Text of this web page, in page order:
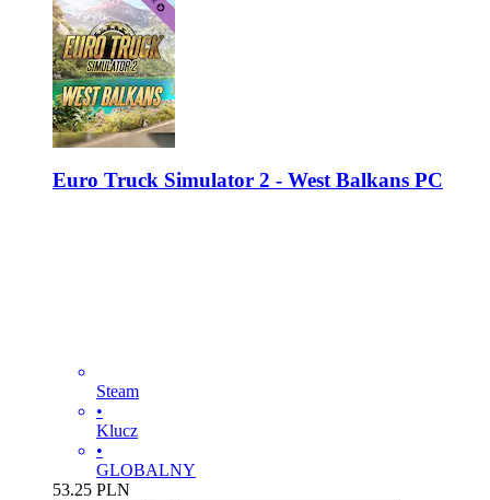
Euro Truck Simulator 2 - West Balkans PC
Steam
•
Klucz
•
GLOBALNY
53.25 PLN